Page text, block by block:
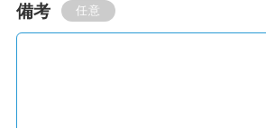
備考 任意